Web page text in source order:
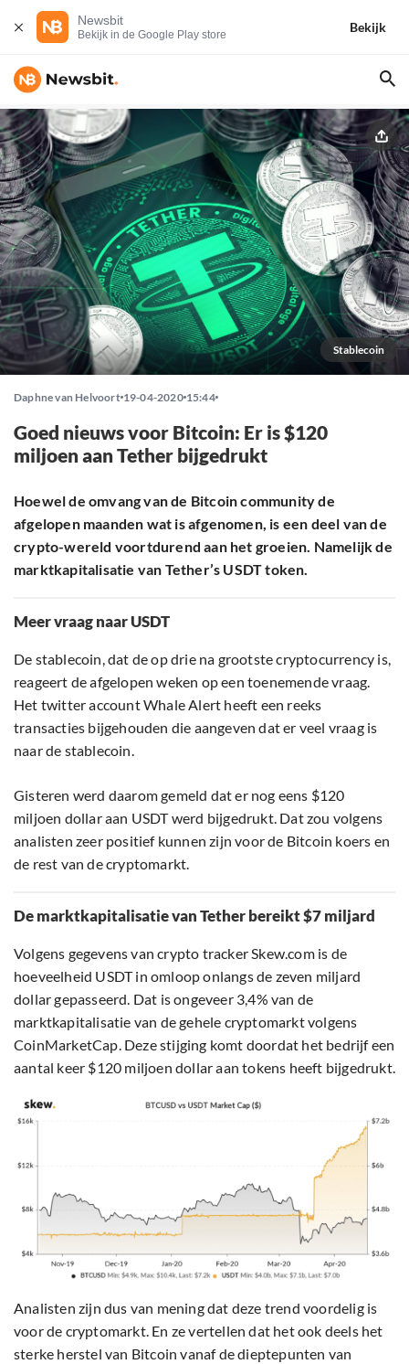
Newsbit
Bekijk in de Google Play store
Bekijk
Stablecoin
Daphne van Helvoort 19-04-2020 15:44
Goed nieuws voor Bitcoin: Er is $120
miljoen aan Tether bijgedrukt
Hoewel de omvang van de Bitcoin community de
afgelopen maanden wat is afgenomen, is een deel van de
crypto-wereld voortdurend aan het groeien. Namelijk de
marktkapitalisatie van Tether’s USDT token.
Meer vraag naar USDT
De stablecoin, dat de op drie na grootste cryptocurrency is,
reageert de afgelopen weken op een toenemende vraag.
Het twitter account Whale Alert heeft een reeks
transacties bijgehouden die aangeven dat er veel vraag is
naar de stablecoin.
Gisteren werd daarom gemeld dat er nog eens $120
miljoen dollar aan USDT werd bijgedrukt. Dat zou volgens
analisten zeer positief kunnen zijn voor de Bitcoin koers en
de rest van de cryptomarkt.
De marktkapitalisatie van Tether bereikt $7 miljard
Volgens gegevens van crypto tracker Skew.com is de
hoeveelheid USDT in omloop onlangs de zeven miljard
dollar gepasseerd. Dat is ongeveer 3,4% van de
marktkapitalisatie van de gehele cryptomarkt volgens
CoinMarketCap. Deze stijging komt doordat het bedrijf een
aantal keer $120 miljoen dollar aan tokens heeft bijgedrukt.
Analisten zijn dus van mening dat deze trend voordelig is
voor de cryptomarkt. En ze vertellen dat het ook deels het
sterke herstel van Bitcoin vanaf de dieptepunten van